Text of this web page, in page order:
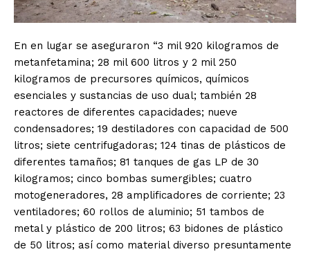
En en lugar se aseguraron “3 mil 920 kilogramos de
metanfetamina; 28 mil 600 litros y 2 mil 250
kilogramos de precursores químicos, químicos
esenciales y sustancias de uso dual; también 28
reactores de diferentes capacidades; nueve
condensadores; 19 destiladores con capacidad de 500
litros; siete centrifugadoras; 124 tinas de plásticos de
diferentes tamaños; 81 tanques de gas LP de 30
kilogramos; cinco bombas sumergibles; cuatro
motogeneradores, 28 amplificadores de corriente; 23
ventiladores; 60 rollos de aluminio; 51 tambos de
metal y plástico de 200 litros; 63 bidones de plástico
de 50 litros; así como material diverso presuntamente